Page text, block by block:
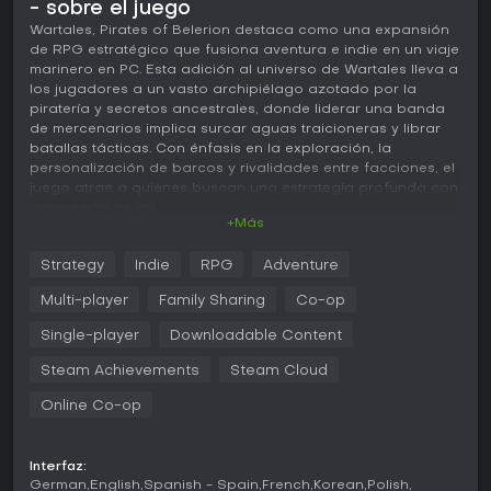
- sobre el juego
Wartales, Pirates of Belerion destaca como una expansión
de RPG estratégico que fusiona aventura e indie en un viaje
marinero en PC. Esta adición al universo de Wartales lleva a
los jugadores a un vasto archipiélago azotado por la
piratería y secretos ancestrales, donde liderar una banda
de mercenarios implica surcar aguas traicioneras y librar
batallas tácticas. Con énfasis en la exploración, la
personalización de barcos y rivalidades entre facciones, el
juego atrae a quienes buscan una estrategia profunda con
En Wartales, Pirates of Belerion, el núcleo del juego gira en
torno a guiar un grupo de mercenarios por el archipiélago
ocultos. Los jugadores dominan patrones de viento para
explorar a pie. Las mejoras de barco son un sistema clave
ballestas, potenciando tanto los viajes como el combate.
como guardias y piratas. Abordar naves enemigas y
+Más
Strategy Indie RPG Adventure
Multi-player Family Sharing Co-op
Single-player Downloadable Content
Steam Achievements Steam Cloud
Online Co-op
Interfaz:
German English Spanish - Spain French Korean Polish